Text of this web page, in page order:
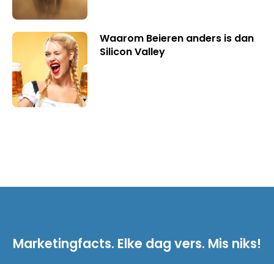
Waarom Beieren anders is dan
Silicon Valley
Marketingfacts. Elke dag vers. Mis niks!